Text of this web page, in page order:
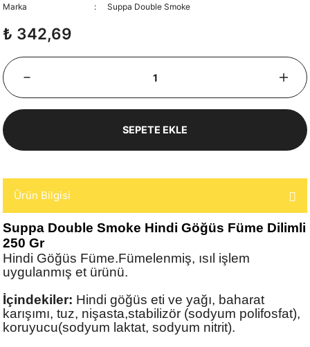
Marka Suppa Double Smoke
₺ 342,69
SEPETE EKLE
Ürün Bilgisi
Suppa Double Smoke Hindi Göğüs Füme Dilimli
250 Gr
Hindi Göğüs Füme.Fümelenmiş, ısıl işlem
uygulanmış et ürünü.
İçindekiler: Hindi göğüs eti ve yağı, baharat
karışımı, tuz, nişasta,stabilizör (sodyum polifosfat),
koruyucu(sodyum laktat, sodyum nitrit).